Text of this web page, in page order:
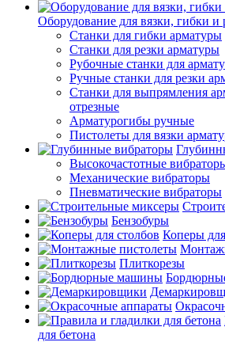
Оборудование для вязки, гибки и
Станки для гибки арматуры
Станки для резки арматуры
Рубочные станки для
Ручные станки для резки
Станки для выпрямления
отрезные
Арматурогибы ручные
Пистолеты для вязки
Высокочастотные
Механические вибраторы
Пневматические вибраторы
Бензобуры
Коперы
Плиткорезы
для бетона